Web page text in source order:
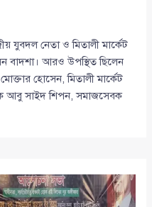
যুবদল নেতা ও মিতালী মার্কেট
বাদশা। আরও উপস্থিত ছিলেন
হোসেন, মিতালী মার্কেট
আবু সাইদ শিপন, সমাজসেবক